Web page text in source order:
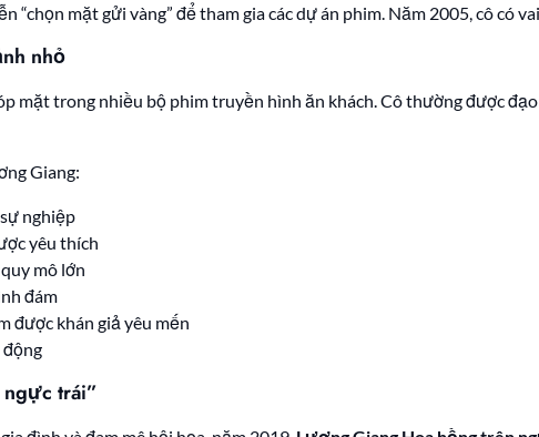
“chọn mặt gửi vàng” để tham gia các dự án phim. Năm 2005, cô có
nhỏ
mặt trong nhiều bộ phim truyền hình ăn khách. Cô thường được
Giang:
nghiệp
yêu thích
mô lớn
đám
được khán giả yêu mến
động
trái”